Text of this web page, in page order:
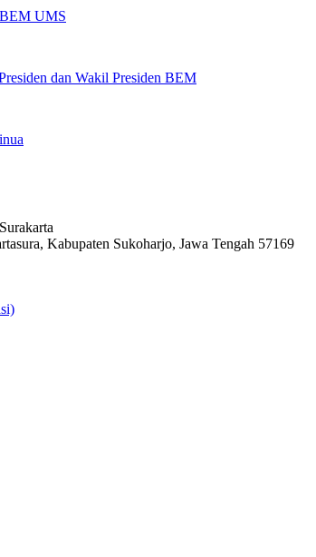
UMS
dan Wakil Presiden BEM
Kabupaten Sukoharjo, Jawa Tengah 57169